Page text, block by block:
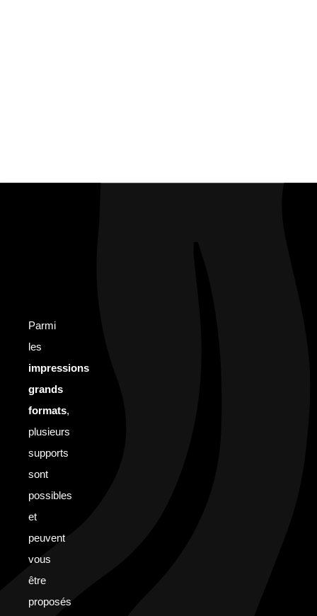
Parmi
les
impressions
grands
formats,
plusieurs
supports
sont
possibles
et
peuvent
vous
être
proposés